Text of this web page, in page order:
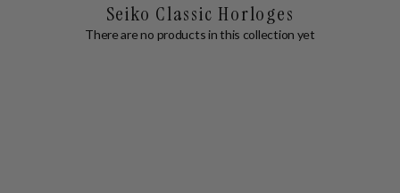
Seiko Classic Horloges
There are no products in this collection yet